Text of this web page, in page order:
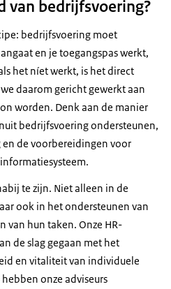
van bedrijfsvoering?
bedrijfsvoering moet
en je toegangspas werkt,
het níet werkt, is het direct
daarom gericht gewerkt aan
worden. Denk aan de manier
bedrijfsvoering ondersteunen,
de voorbereidingen voor
te zijn. Niet alleen in de
ook in het ondersteunen van
van hun taken. Onze HR-
de slag gegaan met het
en vitaliteit van individuele
onze adviseurs